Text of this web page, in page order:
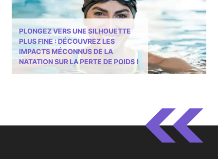
PLONGEZ VERS UNE SILHOUETTE
PLUS FINE : DÉCOUVREZ LES
IMPACTS MÉCONNUS DE LA
NATATION SUR LA PERTE DE POIDS !